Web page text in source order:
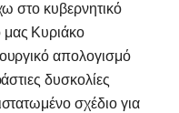
στο κυβερνητικό
Κυριάκο
απολογισμό
δυσκολίες
σχέδιο για